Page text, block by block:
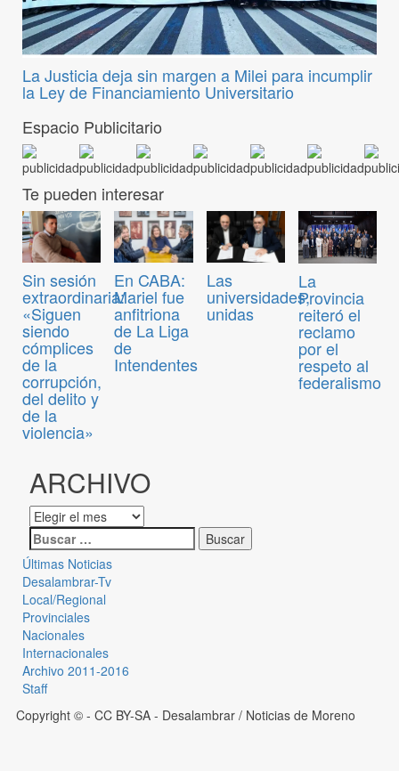
La Justicia deja sin margen a Milei para incumplir
la Ley de Financiamiento Universitario
Espacio Publicitario
Te pueden interesar
Sin sesión
extraordinaria:
«Siguen
siendo
cómplices
de la
corrupción,
del delito y
de la
violencia»
En CABA:
Mariel fue
anfitriona
de La Liga
de
Intendentes
Las
universidades,
unidas
La
Provincia
reiteró el
reclamo
por el
respeto al
federalismo
ARCHIVO
Últimas Noticias
Desalambrar-Tv
Local/Regional
Provinciales
Nacionales
Internacionales
Archivo 2011-2016
Staff
Copyright © - CC BY-SA - Desalambrar / Noticias de Moreno